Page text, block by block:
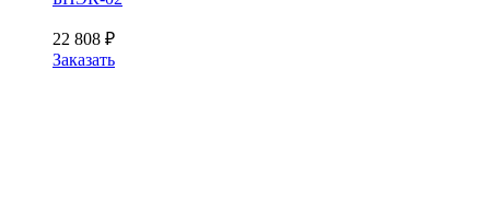
22 808 ₽
Заказать